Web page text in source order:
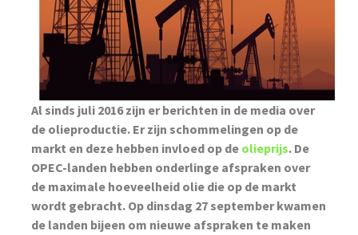
Al sinds juli 2016 zijn er berichten in de media over
de olieproductie. Er zijn schommelingen op de
markt en deze hebben invloed op de olieprijs. De
OPEC-landen hebben onderlinge afspraken over
de maximale hoeveelheid olie die op de markt
wordt gebracht. Op dinsdag 27 september kwamen
de landen bijeen om nieuwe afspraken te maken